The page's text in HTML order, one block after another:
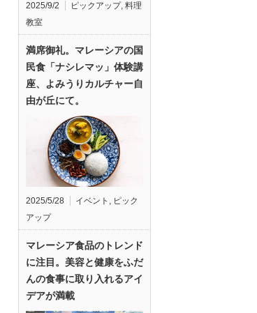
2025/9/2 ピックアップ, 料理
教室
満席御礼。マレーシアの国
民食「ナシレマッ」体験講
座、よみうりカルチャー自
由が丘にて。
2025/5/28 イベント , ピック
アップ
マレーシア食品のトレンド
に注目。美容と健康をふだ
んの食事に取り入れるアイ
デアが満載